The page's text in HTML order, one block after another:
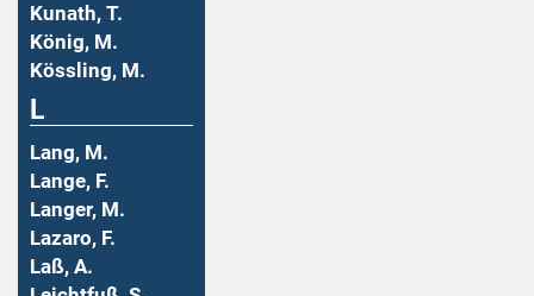
Kunath, T.
König, M.
Kössling, M.
L
Lang, M.
Lange, F.
Langer, M.
Lazaro, F.
Laß, A.